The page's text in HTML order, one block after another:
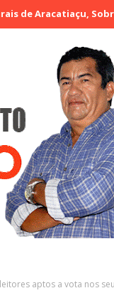
Sobral
aptos a vota nos